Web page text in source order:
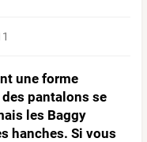
une forme
pantalons se
les Baggy
hanches. Si vous